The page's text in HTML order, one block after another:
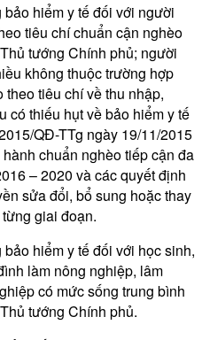
hiểm y tế đối với người
tiêu chí chuẩn cận nghèo
tướng Chính phủ; người
không thuộc trường hợp
tiêu chí về thu nhập,
có thiếu hụt về bảo hiểm y tế
QĐ-TTg ngày 19/11/2015
chuẩn nghèo tiếp cận đa
– 2020 và các quyết định
sửa đổi, bổ sung hoặc thay
giai đoạn.
hiểm y tế đối với học sinh,
làm nông nghiệp, lâm
có mức sống trung bình
tướng Chính phủ.